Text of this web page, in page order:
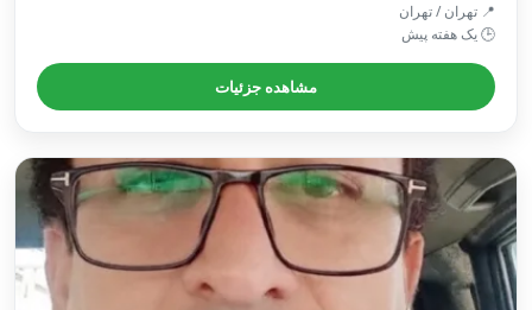
📍 تهران / تهران
🕒 یک هفته پیش
مشاهده جزئیات